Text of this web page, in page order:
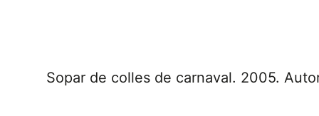
Sopar de colles de carnaval. 2005.